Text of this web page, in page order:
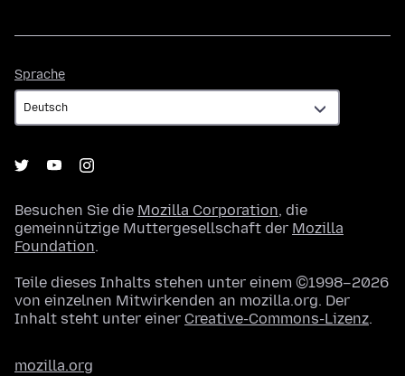
Sprache
Besuchen Sie die Mozilla Corporation, die
gemeinnützige Muttergesellschaft der Mozilla
Foundation.
Teile dieses Inhalts stehen unter einem ©1998–2026
von einzelnen Mitwirkenden an mozilla.org. Der
Inhalt steht unter einer Creative-Commons-Lizenz.
mozilla.org